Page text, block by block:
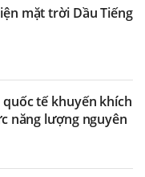
mặt trời Dầu Tiếng
tế khuyến khích
năng lượng nguyên